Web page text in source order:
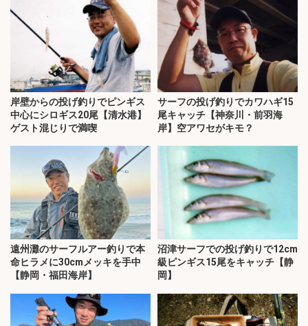
岸壁からの投げ釣りでピンギス
中心にシロギス20尾【清水港】
ゲスト混じりで満喫
サーフの投げ釣りでカワハギ15
尾キャッチ【神奈川・前羽海
岸】空アワセがキモ？
遠州灘のサーフルアー釣りで本
命ヒラメに30cmメッキを手中
【静岡・福田海岸】
沼津サーフでの投げ釣りで12cm
級ピンギス15尾をキャッチ【静
岡】